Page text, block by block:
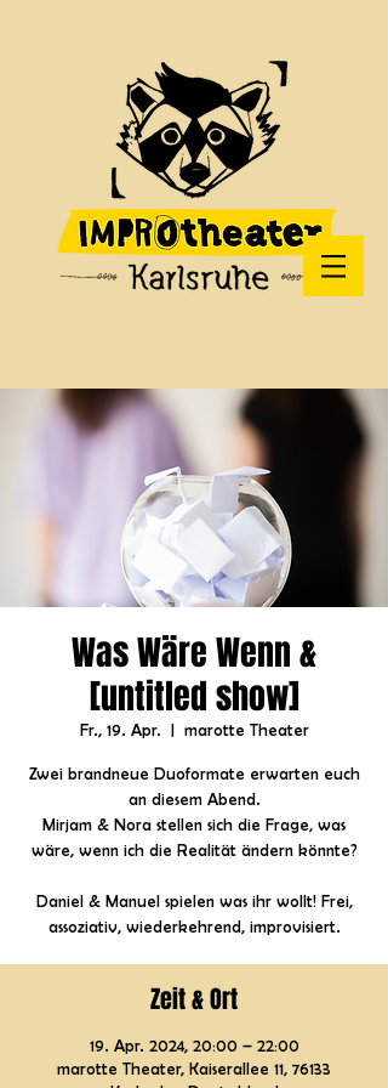
Was Wäre Wenn &
[untitled show]
Fr., 19. Apr. marotte Theater
Zwei brandneue Duoformate erwarten euch
an diesem Abend.
Mirjam & Nora stellen sich die Frage, was
wäre, wenn ich die Realität ändern könnte?
Daniel & Manuel spielen was ihr wollt! Frei,
assoziativ, wiederkehrend, improvisiert.
Zeit & Ort
19. Apr. 2024, 20:00 – 22:00
marotte Theater, Kaiserallee 11, 76133